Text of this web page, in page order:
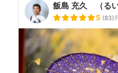
飯島 充久 （るい
5 (83)